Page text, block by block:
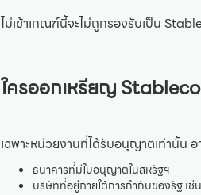
ไม่เข้าเกณฑ์นี้จะไม่ถูกรองรับเป็น
ใครออกเหรียญ
เฉพาะหน่วยงานที่ได้รับอนุญาตเท่านั้น อ
ธนาคารที่มีใบอนุญาตในสหรัฐฯ
บริษัทที่อยู่ภายใต้การกำกับของรัฐ เช่